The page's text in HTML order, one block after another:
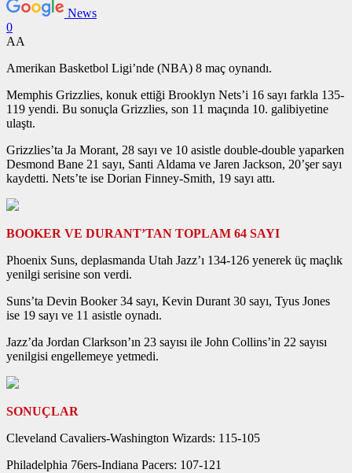
News
0
AA
Amerikan Basketbol Ligi’nde (NBA) 8 maç oynandı.
Memphis Grizzlies, konuk ettiği Brooklyn Nets’i 16 sayı farkla 135-
119 yendi. Bu sonuçla Grizzlies, son 11 maçında 10. galibiyetine
ulaştı.
Grizzlies’ta Ja Morant, 28 sayı ve 10 asistle double-double yaparken
Desmond Bane 21 sayı, Santi Aldama ve Jaren Jackson, 20’şer sayı
kaydetti. Nets’te ise Dorian Finney-Smith, 19 sayı attı.
BOOKER VE DURANT’TAN TOPLAM 64 SAYI
Phoenix Suns, deplasmanda Utah Jazz’ı 134-126 yenerek üç maçlık
yenilgi serisine son verdi.
Suns’ta Devin Booker 34 sayı, Kevin Durant 30 sayı, Tyus Jones
ise 19 sayı ve 11 asistle oynadı.
Jazz’da Jordan Clarkson’ın 23 sayısı ile John Collins’in 22 sayısı
yenilgisi engellemeye yetmedi.
SONUÇLAR
Cleveland Cavaliers-Washington Wizards: 115-105
Philadelphia 76ers-Indiana Pacers: 107-121